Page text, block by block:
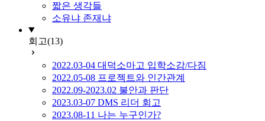
짧은 생각들
소유냐 존재냐
회고(13)
2022.03-04 대덕소마고 입학소감/다짐
2022.05-08 프로젝트와 인간관계
2022.09-2023.02 불안과 판단
2023.03-07 DMS 리더 회고
2023.08-11 나는 누구인가?